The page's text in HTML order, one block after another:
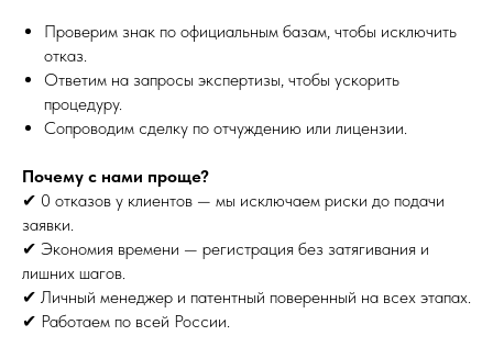
Проверим знак по официальным базам, чтобы исключить
отказ.
Ответим на запросы экспертизы, чтобы ускорить
процедуру.
Сопроводим сделку по отчуждению или лицензии.
Почему с нами проще?
✔ 0 отказов у клиентов — мы исключаем риски до подачи
заявки.
✔ Экономия времени — регистрация без затягивания и
лишних шагов.
✔ Личный менеджер и патентный поверенный на всех этапах.
✔ Работаем по всей России.